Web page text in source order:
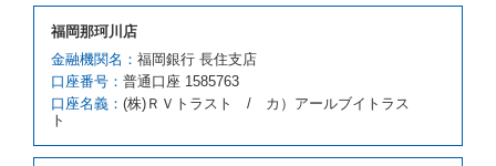
クラスを除き予約時と同一の借受条件でレンタカー提
携先の代替レンタカーを貸し渡すものとします。な
お、代替レンタカーの貸渡料金が予約された車種クラ
スの貸渡料金より高くなるときは、予約した車種クラ
スの貸渡料金によるものとし、予約された車種クラス
福岡那珂川店
金融機関名： 福岡銀行 長住支店
口座番号： 普通口座 1585763
口座名義： (株)ＲＶトラスト / カ）アールブイトラス
ト